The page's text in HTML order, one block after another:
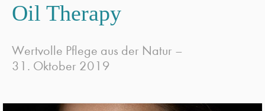
Oil Therapy
Wertvolle Pflege aus der Natur –
31. Oktober 2019